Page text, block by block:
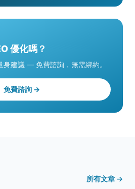
優化嗎？
身建議 — 免費諮詢，無需綁約。
免費諮詢 →
所有文章 →